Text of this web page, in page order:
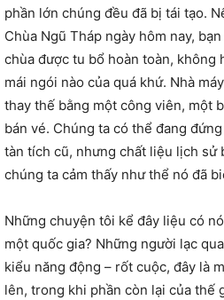
phần lớn chúng đều đã bị tái tạo.
Chùa Ngũ Tháp ngày hôm nay,
chùa được tu bổ hoàn toàn, không
mái ngói nào của quá khứ. Nhà
thay thế bằng một công viên, một
bán vé. Chúng ta có thể đang
tàn tích cũ, nhưng chất liệu lịch sử
chúng ta cảm thấy như thể nó đã
Những chuyện tôi kể đây liệu có
một quốc gia? Những người lạc
kiểu năng động – rốt cuộc, đây là
lên, trong khi phần còn lại của thế